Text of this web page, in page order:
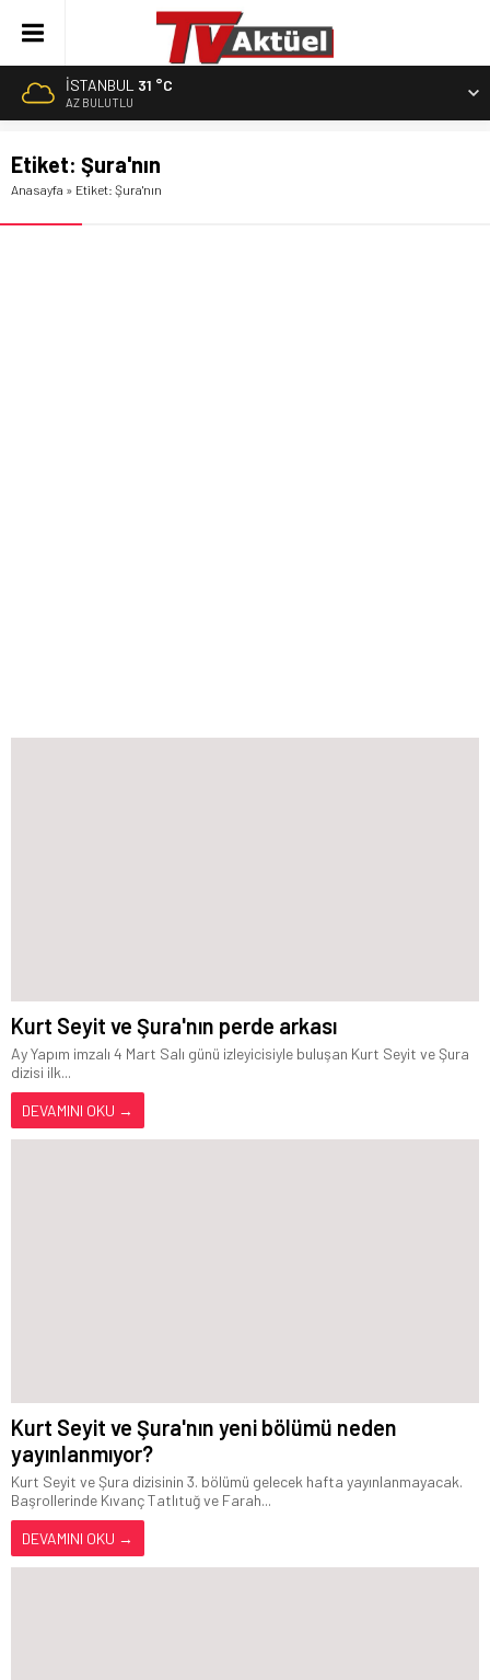
İSTANBUL 31 °C
AZ BULUTLU
Etiket: Şura'nın
Anasayfa » Etiket: Şura'nın
Kurt Seyit ve Şura'nın perde arkası
Ay Yapım imzalı 4 Mart Salı günü izleyicisiyle buluşan Kurt Seyit ve Şura
dizisi ilk...
DEVAMINI OKU →
Kurt Seyit ve Şura'nın yeni bölümü neden
yayınlanmıyor?
Kurt Seyit ve Şura dizisinin 3. bölümü gelecek hafta yayınlanmayacak.
Başrollerinde Kıvanç Tatlıtuğ ve Farah...
DEVAMINI OKU →